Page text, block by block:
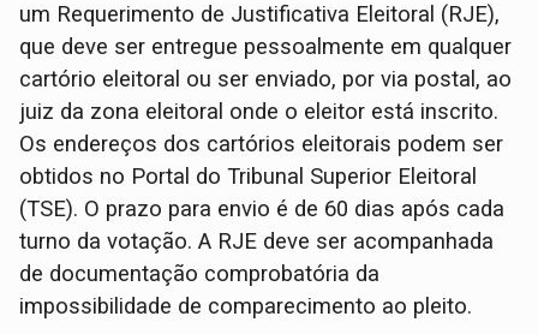
um Requerimento de Justificativa Eleitoral (RJE),
que deve ser entregue pessoalmente em qualquer
cartório eleitoral ou ser enviado, por via postal, ao
juiz da zona eleitoral onde o eleitor está inscrito.
Os endereços dos cartórios eleitorais podem ser
obtidos no Portal do Tribunal Superior Eleitoral
(TSE). O prazo para envio é de 60 dias após cada
turno da votação. A RJE deve ser acompanhada
de documentação comprobatória da
impossibilidade de comparecimento ao pleito.